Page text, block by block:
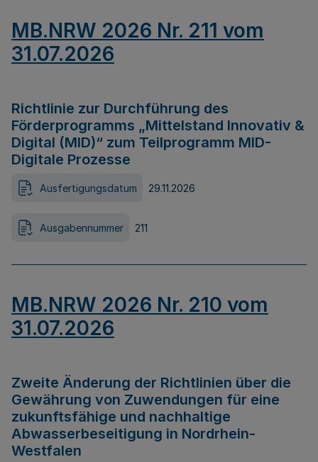
MB.NRW 2026 Nr. 211 vom
31.07.2026
Richtlinie zur Durchführung des
Förderprogramms „Mittelstand Innovativ &
Digital (MID)“ zum Teilprogramm MID-
Digitale Prozesse
Ausfertigungsdatum 29.11.2026
Ausgabennummer 211
MB.NRW 2026 Nr. 210 vom
31.07.2026
Zweite Änderung der Richtlinien über die
Gewährung von Zuwendungen für eine
zukunftsfähige und nachhaltige
Abwasserbeseitigung in Nordrhein-
Westfalen